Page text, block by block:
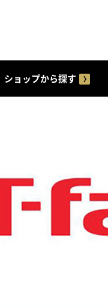
ショップから探す